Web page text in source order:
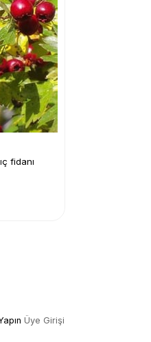
fidanı
Üye Girişi